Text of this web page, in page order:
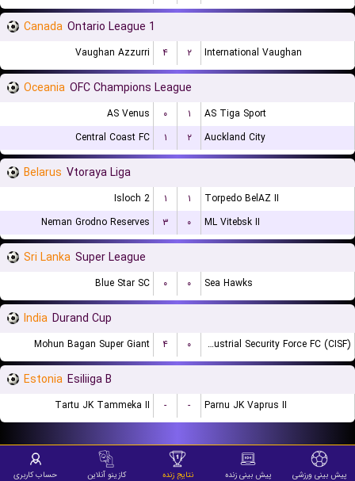
Canada Ontario League 1
Vaughan Azzurri ۴ ۲ International Vaughan
Oceania OFC Champions League
AS Venus ۰ ۱
AS Tiga Sport
Central Coast FC
۱ ۲ Auckland City
Belarus Vtoraya Liga
Isloch 2 ۱ ۱
Torpedo BelAZ II
Neman Grodno Reserves
۳ ۰ ML Vitebsk II
Sri Lanka Super League
Blue Star SC ۰ ۰ Sea Hawks
India Durand Cup
Mohun Bagan Super Giant ۴ ۰ Central Industrial Security Force FC (CISF)
Estonia Esiliiga B
Tartu JK Tammeka II - - Parnu JK Vaprus II
پیش بینی ورزشی پیش بینی زنده نتایج زنده کازینو آنلاین حساب کاربری